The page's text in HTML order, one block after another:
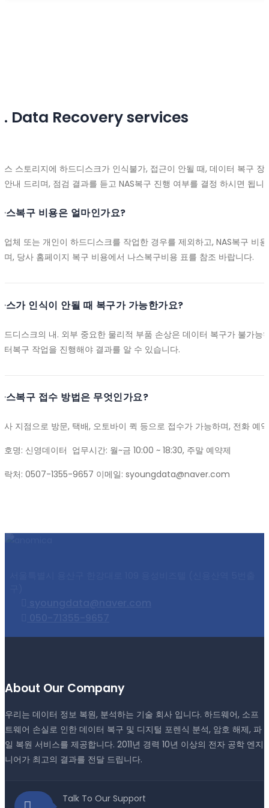
Data Recovery services
스 스토리지에 하드디스크가 인식불가, 접근이 안될 때, 데이터 복구
안내 드리며, 점검 결과를 듣고 NAS복구 진행 여부를 결정 하시면 됩니
스복구 비용은 얼마인가요?
업체 또는 개인이 하드디스크를 작업한 경우를 제외하고, NAS복구 비
며, 당사 홈페이지 복구 비용에서 나스복구비용 표를 참조 바랍니다.
스가 인식이 안될 때 복구가 가능한가요?
드디스크의 내. 외부 중요한 물리적 부품 손상은 데이터 복구가 불가능
터복구 작업을 진행해야 결과를 알 수 있습니다.
스복구 접수 방법은 무엇인가요?
사 지점으로 방문, 택배, 오토바이 퀵 등으로 접수가 가능하며, 전화 예
호명: 신영데이터 업무시간: 월~금 10:00 ~ 18:30, 주말 예약제
락처: 0507-1355-9657 이메일: syoungdata@naver.com
About Our Company
우리는 데이터 정보 복원, 분석하는 기술 회사 입니다. 하드웨어, 소프
트웨어 손실로 인한 데이터 복구 및 디지털 포렌식 분석, 암호 해제, 파
일 복원 서비스를 제공합니다. 2011년 경력 10년 이상의 전자 공학 엔지
니어가 최고의 결과를 전달 드립니다.
Talk To Our Support